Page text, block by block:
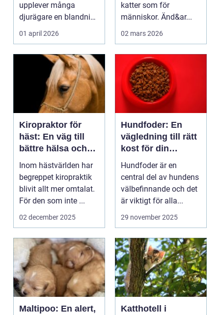
upplever många
djurägare en blandning
av panik och ...
01 april 2026
katter som för
människor. Änd&ar...
02 mars 2026
Kiropraktor för
häst: En väg till
bättre hälsa och
prestation
Inom hästvärlden har
begreppet kiropraktik
blivit allt mer omtalat.
För den som inte ...
02 december 2025
Hundfoder: En
vägledning till rätt
kost för din
fyrbenta vän
Hundfoder är en
central del av hundens
välbefinnande och det
är viktigt för alla...
29 november 2025
Maltipoo: En alert,
Katthotell i